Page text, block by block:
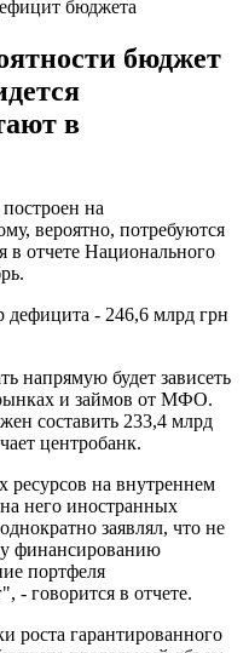
бюджета
бюджет
в
на
вероятно, потребуются
в отчете Национального
дефицита - 246,6 млрд грн
напрямую будет зависеть
и займов от МФО.
составить 233,4 млрд
центробанк.
ресурсов на внутреннем
него иностранных
заявлял, что не
финансированию
портфеля
- говорится в отчете.
роста гарантированного